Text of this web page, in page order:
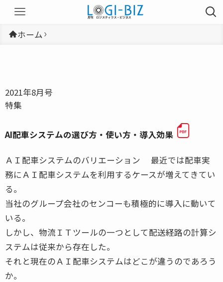
ホーム
2021年8月号
特集
AI配車システムの選び方・使い方・導入効果
ＡＩ配車システムのバリエーション 最近では配車実
務にＡＩ配車システムを利用するケースが増えてきてい
る。
当社のグループ会社のセンコーも積極的に導入に動いて
いる。
しかし、物流ＩＴツールの一つとして配送経路の計算シ
ステムは従来から存在した。
それと現在のＡＩ配車システムはどこが違うのであろう
か。